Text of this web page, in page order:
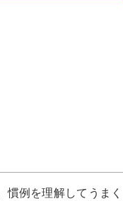
例を理解してうまく